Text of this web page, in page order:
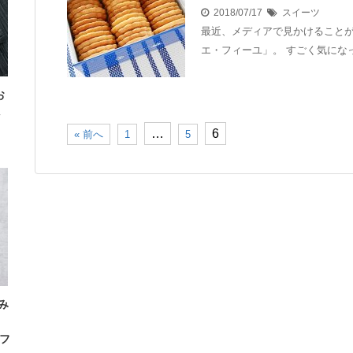
2018/07/17 スイーツ
最近、メディアで見かけること
エ・フィーユ」​。 すごく気に
« 前へ 1 … 5 6